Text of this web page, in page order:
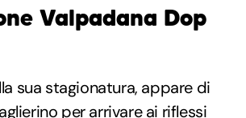
Valpadana Dop
sua stagionatura, appare di
per arrivare ai riflessi